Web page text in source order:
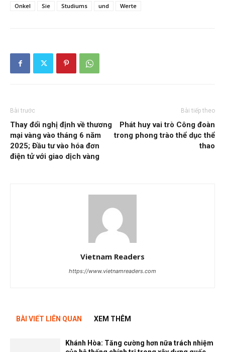
Onkel
Sie Studiums und Werte
Bài trước
Thay đổi nghị định về thương
mại vàng vào tháng 6 năm
2025; Đầu tư vào hóa đơn
điện tử với giao dịch vàng
Bài tiếp theo
Phát huy vai trò Công đoàn
trong phong trào thể dục thể
thao
Vietnam Readers
https://www.vietnamreaders.com
BÀI VIẾT LIÊN QUAN XEM THÊM
Khánh Hòa: Tăng cường hơn nữa trách nhiệm